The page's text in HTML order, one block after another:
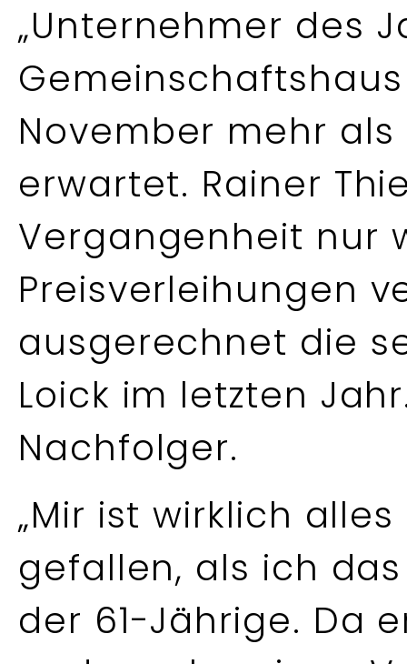
„Unternehmer des
November mehr
erwartet. Rainer
Vergangenheit nur
Preisverleihungen
ausgerechnet die
Loick im letzten
Nachfolger.
„Mir ist wirklich
gefallen, als ich
der 61-Jährige. Da